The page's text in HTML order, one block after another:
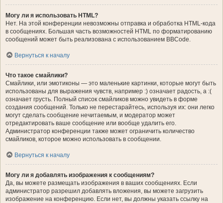
Могу ли я использовать HTML?
Нет. На этой конференции невозможны отправка и обработка HTML-кода
в сообщениях. Большая часть возможностей HTML по форматированию
сообщений может быть реализована с использованием BBCode.
Вернуться к началу
Что такое смайлики?
Смайлики, или эмотиконы — это маленькие картинки, которые могут быть
использованы для выражения чувств, например :) означает радость, а :(
означает грусть. Полный список смайликов можно увидеть в форме
создания сообщений. Только не перестарайтесь, используя их: они легко
могут сделать сообщение нечитаемым, и модератор может
отредактировать ваше сообщение или вообще удалить его.
Администратор конференции также может ограничить количество
смайликов, которое можно использовать в сообщении.
Вернуться к началу
Могу ли я добавлять изображения к сообщениям?
Да, вы можете размещать изображения в ваших сообщениях. Если
администратор разрешил добавлять вложения, вы можете загрузить
изображение на конференцию. Если нет, вы должны указать ссылку на